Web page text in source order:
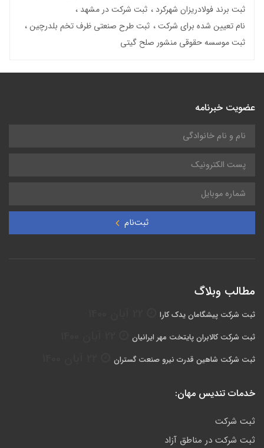
ثبت برند فولادریزان شهرکرد
ثبت شرکت در مشهد
نام تعیین شده برای شرکت
ثبت طرح صنعتی ظرف تخم بلدرچین
ثبت موسسه حقوقی منشور صلح گیتی
عضویت خبرنامه
ثبت‌نام
مطالب وبلاگ
ثبت شرکت پیشگامان یدک کارا
ثبت شرکت کالابران پایتخت مهر ایرانیان
ثبت شرکت شاهین قدرت نیرو صنعت گستران
خدمات تندیس مهان:
ثبت شرکت
ثبت شرکت در مناطق آزاد